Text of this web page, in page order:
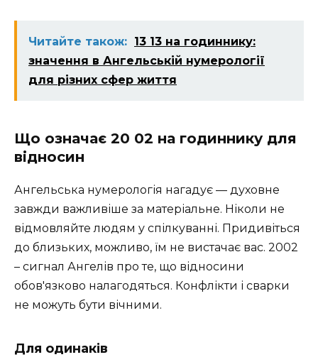
Читайте також: 13 13 на годиннику:
значення в Ангельській нумерології
для різних сфер життя
Що означає 20 02 на годиннику для
відносин
Ангельська нумерологія нагадує — духовне
завжди важливіше за матеріальне. Ніколи не
відмовляйте людям у спілкуванні. Придивіться
до близьких, можливо, їм не вистачає вас. 2002
– сигнал Ангелів про те, що відносини
обов'язково налагодяться. Конфлікти і сварки
не можуть бути вічними.
Для одинаків